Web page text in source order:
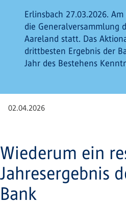
Erlinsbach 27.03.2026.
die Generalversammlung
Aareland statt. Das
drittbesten Ergebnis der
Jahr des Bestehens
02.04.2026
Wiederum ein
Jahresergebnis
Bank